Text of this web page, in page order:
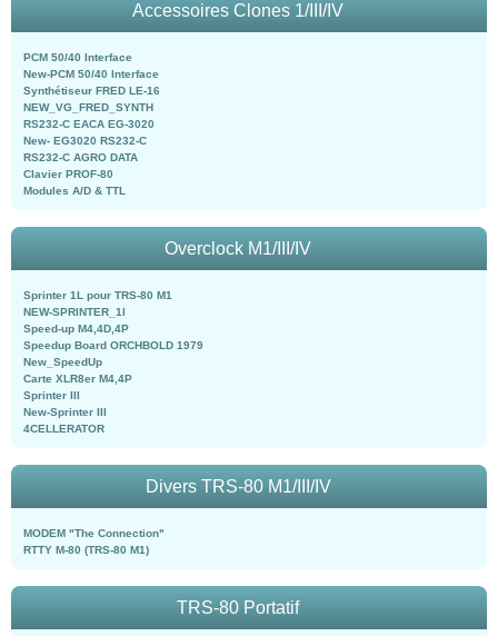
Accessoires Clones 1/III/IV
PCM 50/40 Interface
New-PCM 50/40 Interface
Synthétiseur FRED LE-16
NEW_VG_FRED_SYNTH
RS232-C EACA EG-3020
New- EG3020 RS232-C
RS232-C AGRO DATA
Clavier PROF-80
Modules A/D & TTL
Overclock M1/III/IV
Sprinter 1L pour TRS-80 M1
NEW-SPRINTER_1l
Speed-up M4,4D,4P
Speedup Board ORCHBOLD 1979
New_SpeedUp
Carte XLR8er M4,4P
Sprinter III
New-Sprinter III
4CELLERATOR
Divers TRS-80 M1/III/IV
MODEM "The Connection"
RTTY M-80 (TRS-80 M1)
TRS-80 Portatif